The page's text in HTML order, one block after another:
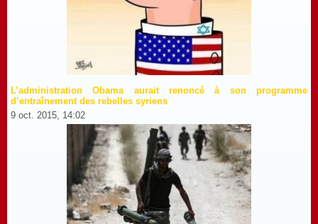
L’administration Obama aurait renoncé à son programme
d’entraînement des rebelles syriens
9 oct. 2015, 14:02